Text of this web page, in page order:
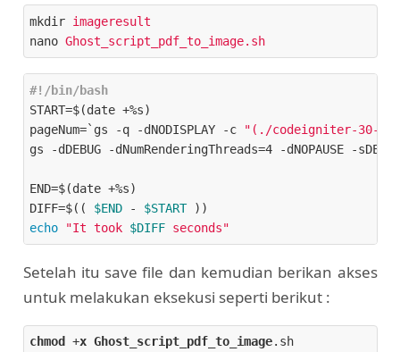
mkdir imageresult
nano Ghost_script_pdf_to_image.sh
#!/bin/bash
pageNum=`gs -q -dNODISPLAY -c
"(./codeigniter-30-
gs -dDEBUG -dNumRenderingThreads=4 -dNOPAUSE -
END=$(date
DIFF=$(( $END - $START
echo
"It took $DIFF seconds"
Setelah itu save file dan kemudian berikan akses
untuk melakukan eksekusi seperti berikut :
chmod +x Ghost_script_pdf_to_image.sh